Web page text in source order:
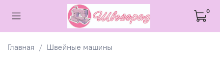
0
Главная Швейные машины